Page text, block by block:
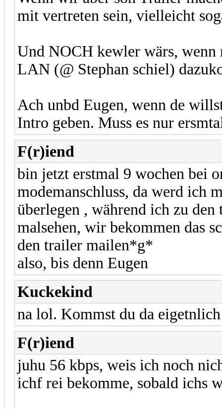
mit vertreten sein, vielleicht
Und NOCH kewler wärs,
LAN (@ Stephan schiel)
Ach unbd Eugen, wenn de
Intro geben. Muss es nur
F(r)iend
bin jetzt erstmal 9 wochen bei
modemanschluss, da werd ich
überlegen , während ich zu
malsehen, wir bekommen das
den trailer mailen*g*
also, bis denn Eugen
Kuckekind
na lol. Kommst du da
F(r)iend
juhu 56 kbps, weis ich noch
ichf rei bekomme, sobald ichs